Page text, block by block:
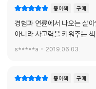
종이책 구매
경험과 연륜에서 나오는 살
아니라 사고력을 키워주는 책
s*****a 2019.06.03.
종이책 구매